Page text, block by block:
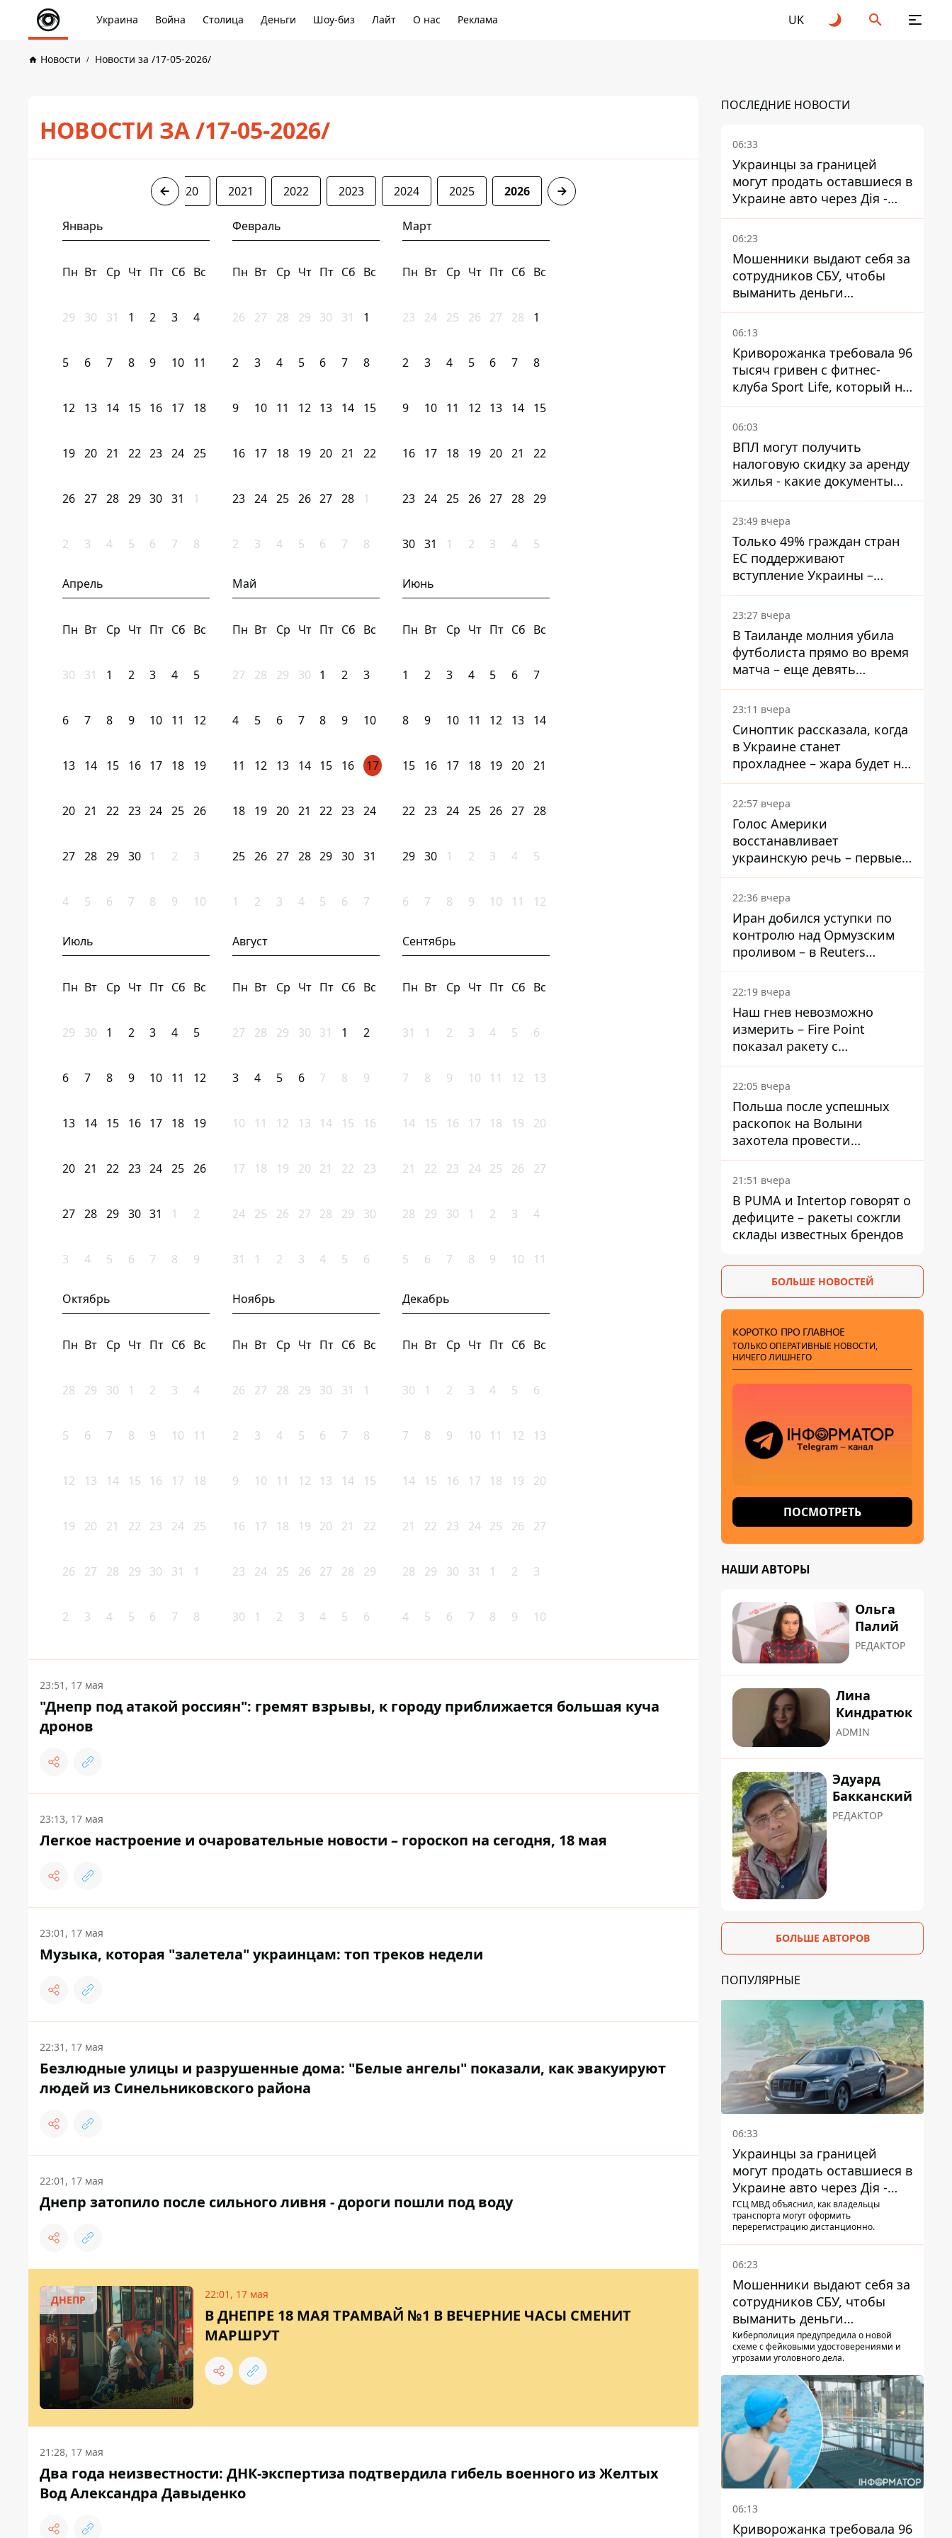
Украина Война Столица Деньги Шоу-биз Лайт О нас Реклама UK
Новости Новости за /17-05-2026/
НОВОСТИ ЗА /17-05-2026/
2020 2021 2022 2023 2024 2025 2026
Январь
Пн Вт Ср Чт Пт Сб Вс
29 30 31 1 2 3 4
5 6 7 8 9 10 11
12 13 14 15 16 17 18
19 20 21 22 23 24 25
26 27 28 29 30 31 1
2 3 4 5 6 7 8
Февраль
Пн Вт Ср Чт Пт Сб Вс
26 27 28 29 30 31 1
2 3 4 5 6 7 8
9 10 11 12 13 14 15
16 17 18 19 20 21 22
23 24 25 26 27 28 1
2 3 4 5 6 7 8
Март
Пн Вт Ср Чт Пт Сб Вс
23 24 25 26 27 28 1
2 3 4 5 6 7 8
9 10 11 12 13 14 15
16 17 18 19 20 21 22
23 24 25 26 27 28 29
30 31 1 2 3 4 5
Апрель
Пн Вт Ср Чт Пт Сб Вс
30 31 1 2 3 4 5
6 7 8 9 10 11 12
13 14 15 16 17 18 19
20 21 22 23 24 25 26
27 28 29 30 1 2 3
4 5 6 7 8 9 10
Май
Пн Вт Ср Чт Пт Сб Вс
27 28 29 30 1 2 3
4 5 6 7 8 9 10
11 12 13 14 15 16 17
18 19 20 21 22 23 24
25 26 27 28 29 30 31
1 2 3 4 5 6 7
Июнь
Пн Вт Ср Чт Пт Сб Вс
1 2 3 4 5 6 7
8 9 10 11 12 13 14
15 16 17 18 19 20 21
22 23 24 25 26 27 28
29 30 1 2 3 4 5
6 7 8 9 10 11 12
Июль
Пн Вт Ср Чт Пт Сб Вс
29 30 1 2 3 4 5
6 7 8 9 10 11 12
13 14 15 16 17 18 19
20 21 22 23 24 25 26
27 28 29 30 31 1 2
3 4 5 6 7 8 9
Август
Пн Вт Ср Чт Пт Сб Вс
27 28 29 30 31 1 2
3 4 5 6 7 8 9
10 11 12 13 14 15 16
17 18 19 20 21 22 23
24 25 26 27 28 29 30
31 1 2 3 4 5 6
Сентябрь
Пн Вт Ср Чт Пт Сб Вс
31 1 2 3 4 5 6
7 8 9 10 11 12 13
14 15 16 17 18 19 20
21 22 23 24 25 26 27
28 29 30 1 2 3 4
5 6 7 8 9 10 11
Октябрь
Пн Вт Ср Чт Пт Сб Вс
28 29 30 1 2 3 4
5 6 7 8 9 10 11
12 13 14 15 16 17 18
19 20 21 22 23 24 25
26 27 28 29 30 31 1
2 3 4 5 6 7 8
Ноябрь
Пн Вт Ср Чт Пт Сб Вс
26 27 28 29 30 31 1
2 3 4 5 6 7 8
9 10 11 12 13 14 15
16 17 18 19 20 21 22
23 24 25 26 27 28 29
30 1 2 3 4 5 6
Декабрь
Пн Вт Ср Чт Пт Сб Вс
30 1 2 3 4 5 6
7 8 9 10 11 12 13
14 15 16 17 18 19 20
21 22 23 24 25 26 27
28 29 30 31 1 2 3
4 5 6 7 8 9 10
23:51, 17 мая
"Днепр под атакой россиян": гремят взрывы, к городу приближается большая куча
дронов
23:13, 17 мая
Легкое настроение и очаровательные новости – гороскоп на сегодня, 18 мая
23:01, 17 мая
Музыка, которая "залетела" украинцам: топ треков недели
22:31, 17 мая
Безлюдные улицы и разрушенные дома: "Белые ангелы" показали, как эвакуируют
людей из Синельниковского района
22:01, 17 мая
Днепр затопило после сильного ливня - дороги пошли под воду
ДНЕПР 22:01, 17 мая
В ДНЕПРЕ 18 МАЯ ТРАМВАЙ №1 В ВЕЧЕРНИЕ ЧАСЫ СМЕНИТ
МАРШРУТ
21:28, 17 мая
Два года неизвестности: ДНК-экспертиза подтвердила гибель военного из Желтых
Вод Александра Давыденко
ПОСЛЕДНИЕ НОВОСТИ
06:33
Украинцы за границей
могут продать оставшиеся в
Украине авто через Дія -
МВД
06:23
Мошенники выдают себя за
сотрудников СБУ, чтобы
выманить деньги
украинцев
06:13
Криворожанка требовала 96
тысяч гривен с фитнес-
клуба Sport Life, который не
пускал ее в бассейн без
медицинской справки –
06:03
ВПЛ могут получить
налоговую скидку за аренду
жилья - какие документы
подать
23:49 вчера
Только 49% граждан стран
ЕС поддерживают
вступление Украины –
результаты опроса
23:27 вчера
В Таиланде молния убила
футболиста прямо во время
матча – еще девять
пострадали
23:11 вчера
Синоптик рассказала, когда
в Украине станет
прохладнее – жара будет не
долго
22:57 вчера
Голос Америки
восстанавливает
украинскую речь – первые
эфиры ожидаются на
следующей неделе
22:36 вчера
Иран добился уступки по
контролю над Ормузским
проливом – в Reuters
раскрыли детали
22:19 вчера
Наш гнев невозможно
измерить – Fire Point
показал ракету с
загадочной отметкой 723
22:05 вчера
Польша после успешных
раскопок на Волыни
захотела провести
эксгумацию в новых местах
21:51 вчера
В PUMA и Intertop говорят о
дефиците – ракеты сожгли
склады известных брендов
БОЛЬШЕ НОВОСТЕЙ
КОРОТКО ПРО ГЛАВНОЕ
ТОЛЬКО ОПЕРАТИВНЫЕ НОВОСТИ,
НИЧЕГО ЛИШНЕГО
ПОСМОТРЕТЬ
НАШИ АВТОРЫ
Ольга
Палий
РЕДАКТОР
Лина
Киндратюк
ADMIN
Эдуард
Бакканский
РЕДАКТОР
БОЛЬШЕ АВТОРОВ
ПОПУЛЯРНЫЕ
06:33
Украинцы за границей
могут продать оставшиеся в
Украине авто через Дія -
МВД
ГСЦ МВД объяснил, как владельцы
транспорта могут оформить
перерегистрацию дистанционно.
06:23
Мошенники выдают себя за
сотрудников СБУ, чтобы
выманить деньги
украинцев
Киберполиция предупредила о новой
схеме с фейковыми удостоверениями и
угрозами уголовного дела.
06:13
Криворожанка требовала 96